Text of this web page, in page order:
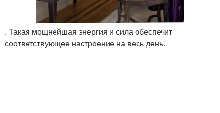
. Такая мощнейшая энергия и сила обеспечит
соответствующее настроение на весь день.